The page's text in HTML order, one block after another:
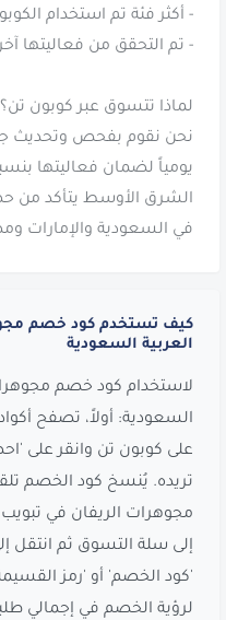
نحن نقوم بفحص وتحديث
الشرق الأوسط يتأكد من
في السعودية والإمارات
كيف تستخدم كود خصم
العربية السعودية
لاستخدام كود خصم
السعودية: أولاً، تصفح
على كوبون تن وانقر على
تريده. يُنسخ كود الخصم
مجوهرات الريفان في
إلى سلة التسوق ثم انتقل
'كود الخصم' أو 'رمز
لرؤية الخصم في إجمالي